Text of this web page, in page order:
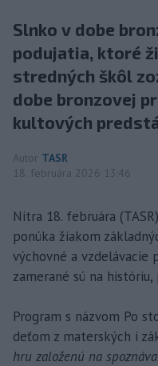
Slnko v dobe
podujatia, ktoré
stredných škôl
dobe bronzovej
kultových
Autor TASR
18. februára 2026 13:46
Nitra 18. februára
ponúka žiakom
výchovné a vzdelávacie
zamerané sú na
Program s názvom Po
deťom z materských i
hru založenú na